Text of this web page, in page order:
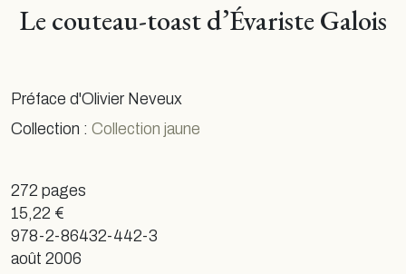
Le couteau-toast d’Évariste Galois
Préface d'Olivier Neveux
Collection : Collection jaune
272 pages
15,22 €
978-2-86432-442-3
août 2006